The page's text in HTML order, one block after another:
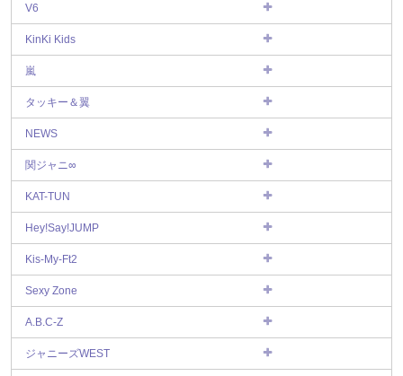
V6
KinKi Kids
嵐
タッキー＆翼
NEWS
関ジャニ∞
KAT-TUN
Hey!Say!JUMP
Kis-My-Ft2
Sexy Zone
A.B.C-Z
ジャニーズWEST